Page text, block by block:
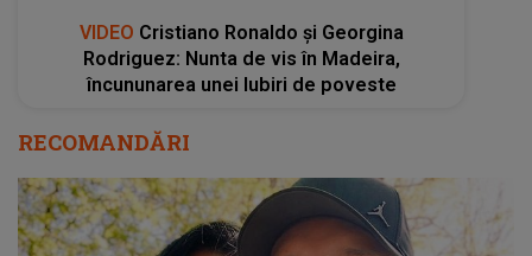
VIDEO Cristiano Ronaldo și Georgina
Rodriguez: Nunta de vis în Madeira,
încununarea unei Iubiri de poveste
RECOMANDĂRI